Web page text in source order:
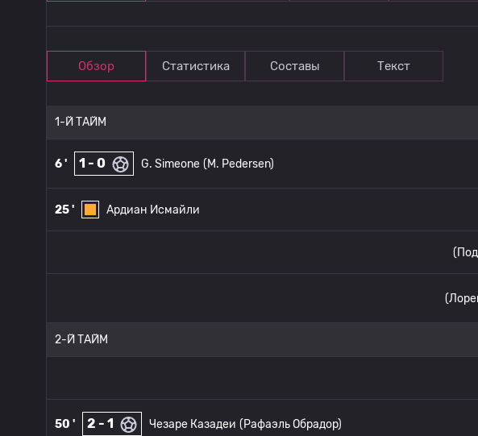
Обзор Статистика Составы Текст
1-Й ТАЙМ
6 ' 1 - 0 G. Simeone (M. Pedersen)
25 ' Ардиан Исмайли
2-Й ТАЙМ
50 ' 2 - 1 Чезаре Казадеи (Рафаэль Обрадор)